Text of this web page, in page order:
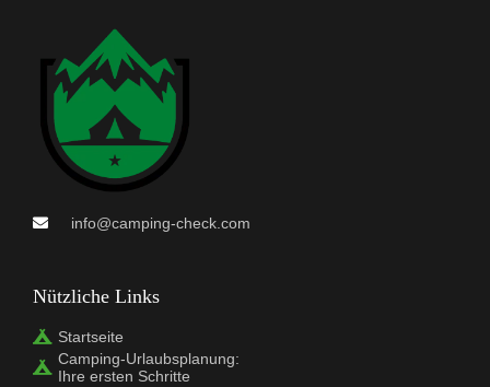
info@camping-check.com
Nützliche Links
Startseite
Camping-Urlaubsplanung:
Ihre ersten Schritte